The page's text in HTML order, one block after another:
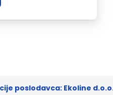
poslodavca: Ekoline